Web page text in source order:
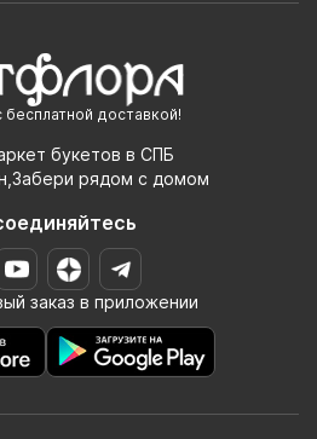
бесплатной доставкой!
букетов в СПБ
рядом с домом
заказ в приложении